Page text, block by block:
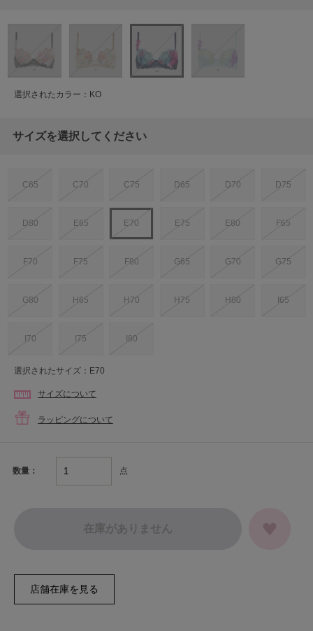
選択されたカラー：KO
サイズを選択してください
C65 C70 C75 D65 D70 D75
D80 E65 E70 E75 E80 F65
F70 F75 F80 G65 G70 G75
G80 H65 H70 H75 H80 I65
I70 I75 I80
選択されたサイズ：E70
サイズについて
ラッピングについて
数量： 点
在庫がありません